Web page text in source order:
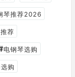
琴推荐2026
荐
电钢琴选购
购